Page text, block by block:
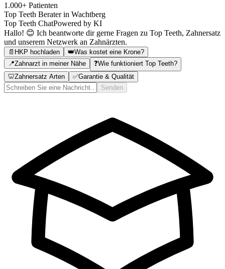
1.000+ Patienten
Top Teeth Berater in Wachtberg
Top Teeth ChatPowered by KI
Hallo! 😊 Ich beantworte dir gerne Fragen zu Top Teeth, Zahnersatz
und unserem Netzwerk an Zahnärzten.
📄 HKP hochladen 👑Was kostet eine Krone?
📍Zahnarzt in meiner Nähe ❓Wie funktioniert Top Teeth?
🦷Zahnersatz Arten ✅Garantie & Qualität
Senden